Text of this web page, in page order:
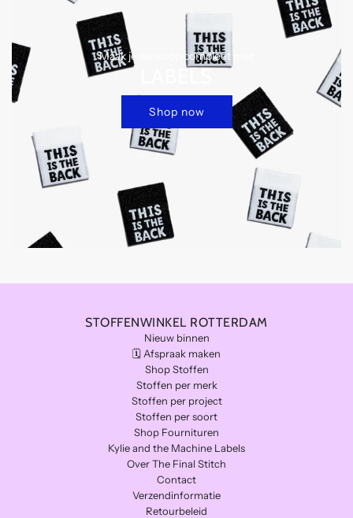
Maak je aankoop compleet met
LABELS
Shop now
STOFFENWINKEL ROTTERDAM
Nieuw binnen
🗓️ Afspraak maken
Shop Stoffen
Stoffen per merk
Stoffen per project
Stoffen per soort
Shop Fournituren
Kylie and the Machine Labels
Over The Final Stitch
Contact
Verzendinformatie
Retourbeleid